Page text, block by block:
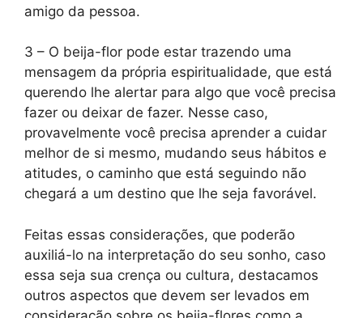
amigo da pessoa.
3 – O beija-flor pode estar trazendo uma
mensagem da própria espiritualidade, que está
querendo lhe alertar para algo que você precisa
fazer ou deixar de fazer. Nesse caso,
provavelmente você precisa aprender a cuidar
melhor de si mesmo, mudando seus hábitos e
atitudes, o caminho que está seguindo não
chegará a um destino que lhe seja favorável.
Feitas essas considerações, que poderão
auxiliá-lo na interpretação do seu sonho, caso
essa seja sua crença ou cultura, destacamos
outros aspectos que devem ser levados em